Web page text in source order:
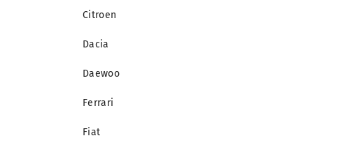
Citroen
Dacia
Daewoo
Ferrari
Fiat